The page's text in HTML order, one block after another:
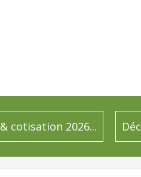
cotisation 2026...